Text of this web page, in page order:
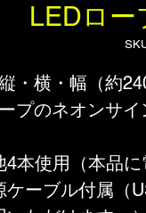
LEDロー
・横・幅（約
プのネオンサ
4本使用（本品に
ケーブル付属（